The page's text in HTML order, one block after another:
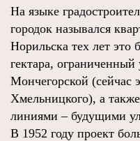
На языке
городок назывался
Норильска тех лет это
гектара,
Мончегорской (сейчас
Хмельницкого), а
линиями – будущими
В 1952 году проект